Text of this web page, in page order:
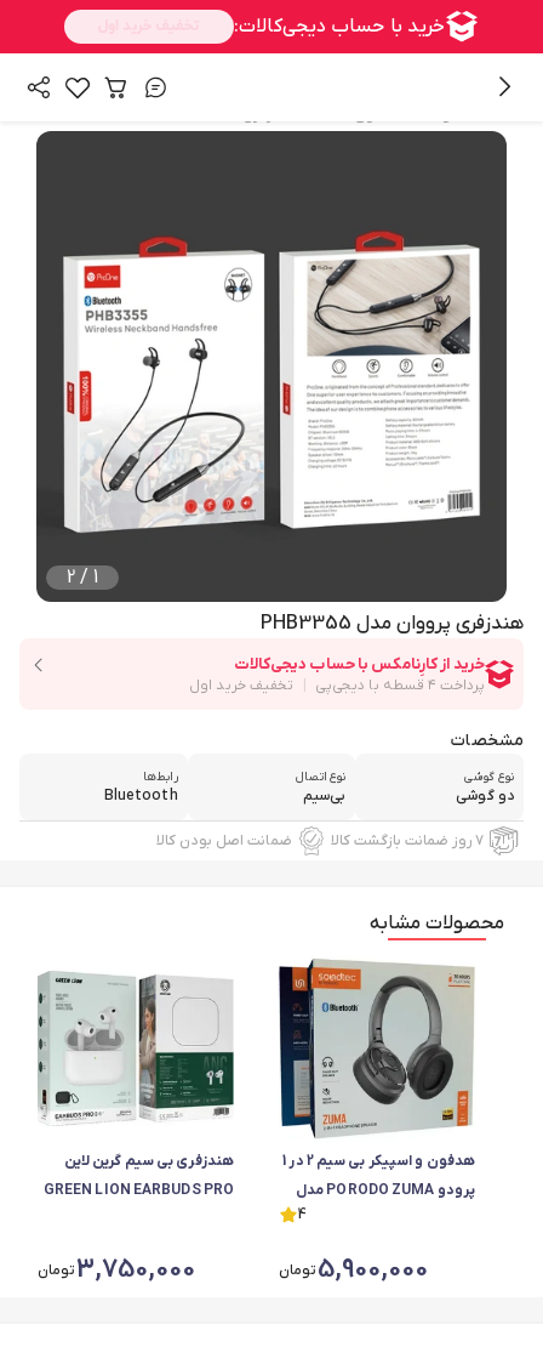
1
/
2
هندزفری پرووان مدل PHB3355
مشخصات
نوع گوشی
دو گوشی
نوع اتصال
بی‌سیم
رابط‌ها
Bluetooth
۷ روز ضمانت بازگشت کالا ضمانت اصل بودن کالا
محصولات مشابه
هدفون و اسپیکر بی سیم 2 در 1
پرودو PORODO ZUMA مدل
4
5,900,000تومان
هندزفری بی سیم گرین لاین
GREEN LION EARBUDS PRO
3,750,000تومان